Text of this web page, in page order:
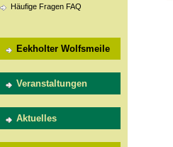
Häufige Fragen FAQ
Eekholter Wolfsmeile
Veranstaltungen
Aktuelles